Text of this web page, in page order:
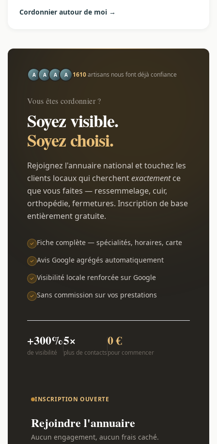
Cordonnier autour de moi →
A A A A 1610artisans nous font déjà confiance
Vous êtes cordonnier ?
Soyez visible.
Soyez choisi.
Rejoignez l'annuaire national et touchez les
clients locaux qui cherchentexactementce
que vous faites — ressemmelage, cuir,
orthopédie, fermetures. Inscription de base
entièrement gratuite.
Fiche complète — spécialités, horaires, carte
Avis Google agrégés automatiquement
Visibilité locale renforcée sur Google
Sans commission sur vos prestations
+300%
de visibilité
5×
plus de contacts
0 €
pour commencer
INSCRIPTION OUVERTE
Rejoindre l'annuaire
Aucun engagement, aucun frais caché.